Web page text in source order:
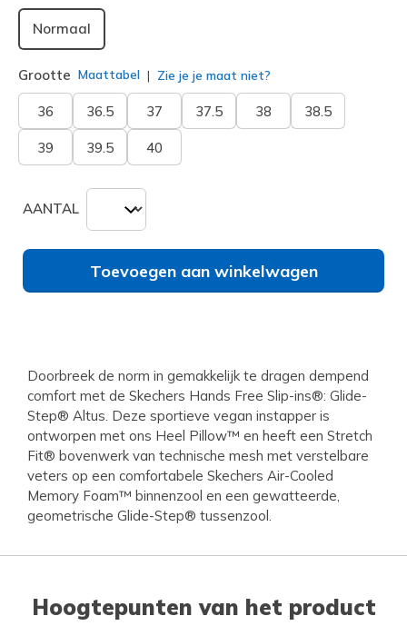
Normaal
Grootte Maattabel Zie je je maat niet?
36 36.5 37 37.5 38 38.5
39 39.5 40
AANTAL
Toevoegen aan winkelwagen
Doorbreek de norm in gemakkelijk te dragen dempend
comfort met de Skechers Hands Free Slip-ins®: Glide-
Step® Altus. Deze sportieve vegan instapper is
ontworpen met ons Heel Pillow™ en heeft een Stretch
Fit® bovenwerk van technische mesh met verstelbare
veters op een comfortabele Skechers Air-Cooled
Memory Foam™ binnenzool en een gewatteerde,
geometrische Glide-Step® tussenzool.
Hoogtepunten van het product